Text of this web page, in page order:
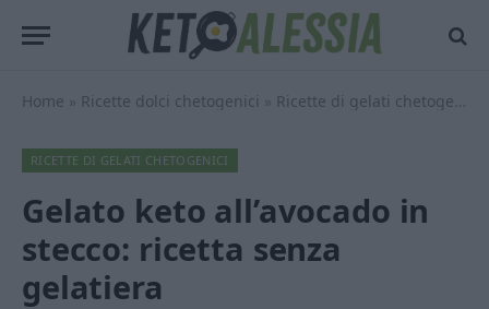
Home » Ricette dolci chetogenici » Ricette di gelati chetogenici
RICETTE DI GELATI CHETOGENICI
Gelato keto all’avocado in
stecco: ricetta senza
gelatiera